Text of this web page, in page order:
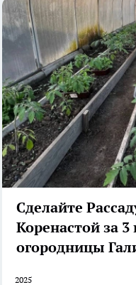
Сделайте
Коренастой за
огородницы
2025